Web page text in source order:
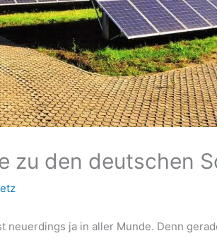
zu den deutschen
neuerdings ja in aller Munde. Denn